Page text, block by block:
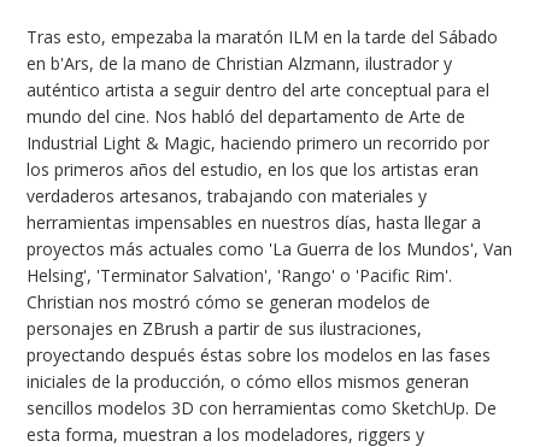
Tras esto, empezaba la maratón ILM en la tarde del Sábado
en b'Ars, de la mano de Christian Alzmann, ilustrador y
auténtico artista a seguir dentro del arte conceptual para el
mundo del cine. Nos habló del departamento de Arte de
Industrial Light & Magic, haciendo primero un recorrido por
los primeros años del estudio, en los que los artistas eran
verdaderos artesanos, trabajando con materiales y
herramientas impensables en nuestros días, hasta llegar a
proyectos más actuales como 'La Guerra de los Mundos', Van
Helsing', 'Terminator Salvation', 'Rango' o 'Pacific Rim'.
Christian nos mostró cómo se generan modelos de
personajes en ZBrush a partir de sus ilustraciones,
proyectando después éstas sobre los modelos en las fases
iniciales de la producción, o cómo ellos mismos generan
sencillos modelos 3D con herramientas como SketchUp. De
esta forma, muestran a los modeladores, riggers y